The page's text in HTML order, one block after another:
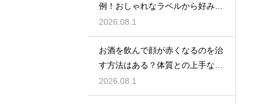
例！おしゃれなラベルから好みの
味を探す
2026.08.1
お酒を飲んで顔が赤くなるのを治
す方法はある？体質との上手な付
き合い方
2026.08.1